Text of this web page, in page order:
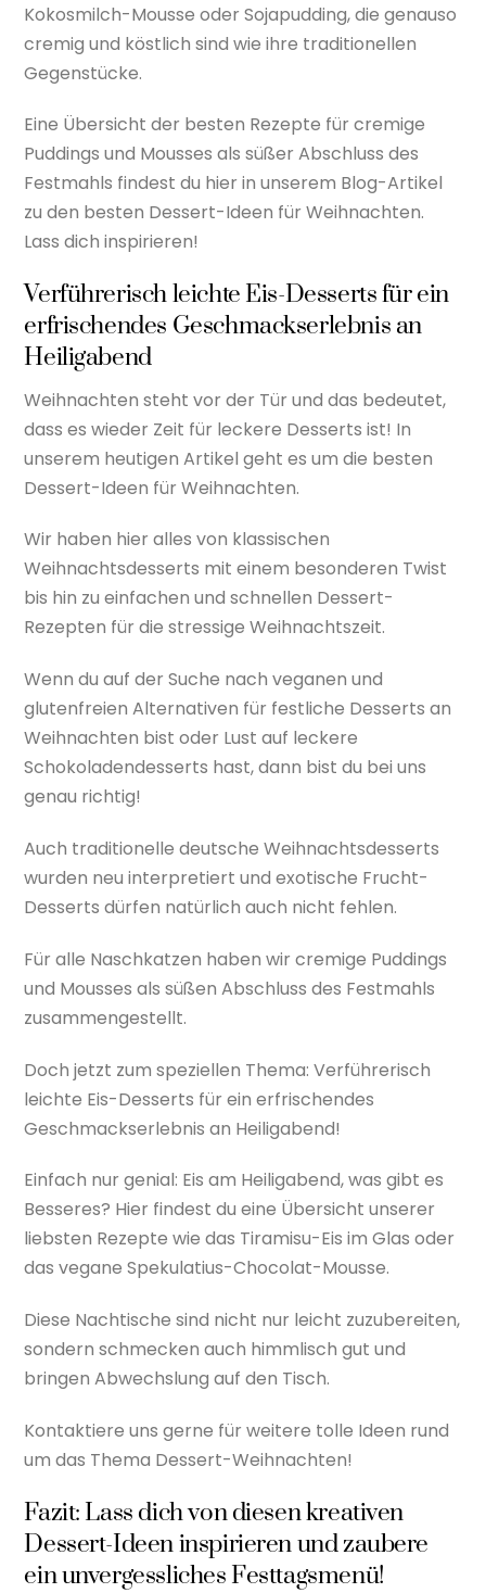
Kokosmilch-Mousse oder Sojapudding, die genauso
cremig und köstlich sind wie ihre traditionellen
Gegenstücke.
Eine Übersicht der besten Rezepte für cremige
Puddings und Mousses als süßer Abschluss des
Festmahls findest du hier in unserem Blog-Artikel
zu den besten Dessert-Ideen für Weihnachten.
Lass dich inspirieren!
Verführerisch leichte Eis-Desserts für ein
erfrischendes Geschmackserlebnis an
Heiligabend
Weihnachten steht vor der Tür und das bedeutet,
dass es wieder Zeit für leckere Desserts ist! In
unserem heutigen Artikel geht es um die besten
Dessert-Ideen für Weihnachten.
Wir haben hier alles von klassischen
Weihnachtsdesserts mit einem besonderen Twist
bis hin zu einfachen und schnellen Dessert-
Rezepten für die stressige Weihnachtszeit.
Wenn du auf der Suche nach veganen und
glutenfreien Alternativen für festliche Desserts an
Weihnachten bist oder Lust auf leckere
Schokoladendesserts hast, dann bist du bei uns
genau richtig!
Auch traditionelle deutsche Weihnachtsdesserts
wurden neu interpretiert und exotische Frucht-
Desserts dürfen natürlich auch nicht fehlen.
Für alle Naschkatzen haben wir cremige Puddings
und Mousses als süßen Abschluss des Festmahls
zusammengestellt.
Doch jetzt zum speziellen Thema: Verführerisch
leichte Eis-Desserts für ein erfrischendes
Geschmackserlebnis an Heiligabend!
Einfach nur genial: Eis am Heiligabend, was gibt es
Besseres? Hier findest du eine Übersicht unserer
liebsten Rezepte wie das Tiramisu-Eis im Glas oder
das vegane Spekulatius-Chocolat-Mousse.
Diese Nachtische sind nicht nur leicht zuzubereiten,
sondern schmecken auch himmlisch gut und
bringen Abwechslung auf den Tisch.
Kontaktiere uns gerne für weitere tolle Ideen rund
um das Thema Dessert-Weihnachten!
Fazit: Lass dich von diesen kreativen
Dessert-Ideen inspirieren und zaubere
ein unvergessliches Festtagsmenü!